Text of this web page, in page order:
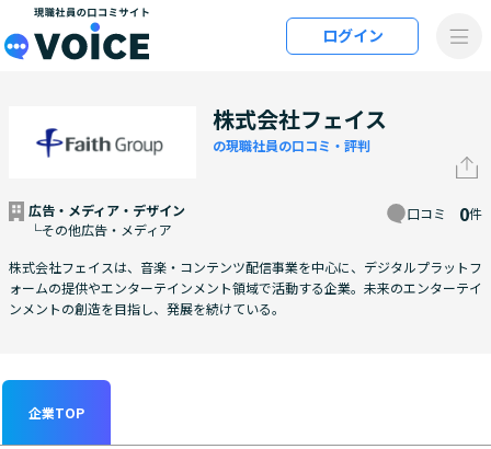
メインコンテンツにスキップ
ログイン
株式会社フェイス
の現職社員の口コミ・評判
広告・メディア・デザイン
└その他広告・メディア
口コミ 0件
株式会社フェイスは、音楽・コンテンツ配信事業を中心に、デジタルプラットフ
ォームの提供やエンターテインメント領域で活動する企業。未来のエンターテイ
ンメントの創造を目指し、発展を続けている。
企業TOP